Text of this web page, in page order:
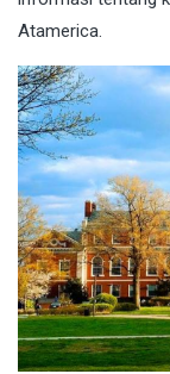
Atamerica.